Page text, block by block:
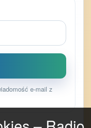
e-mail z